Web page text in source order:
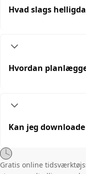
Hvad slags
Hvordan
Kan jeg
Gratis online